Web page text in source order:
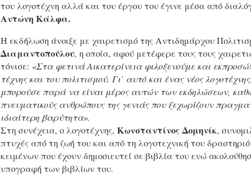
του λογοτέχνη αλλά και του έργου του έγινε μέσα από
Αντώνη Κάλφα.
Η εκδήλωση άνοιξε με χαιρετισμό της Αντιδημάρχου
Διαμαντοπούλου, η οποία, αφού μετέφερε τους τους
τόνισε: «Στα φετινά Αικατερίνεια φιλοξενούμε και
τέχνης και του πολιτισμού. Γι’ αυτό και ένας νέος
μπορούσε παρά να είναι μέρος αυτών των εκδηλώσεων,
πνευματικούς ανθρώπους της γενιάς που ξεχωρίζουν
ιδιαίτερη βαρύτητα».
Στη συνέχεια, ο λογοτέχνης, Κωνσταντίνος Δομηνίκ,
πτυχές από τη ζωή του και από τη λογοτεχνική του
κειμένων που έχουν δημοσιευτεί σε βιβλία του ενώ
υπογραφή των βιβλίων του.